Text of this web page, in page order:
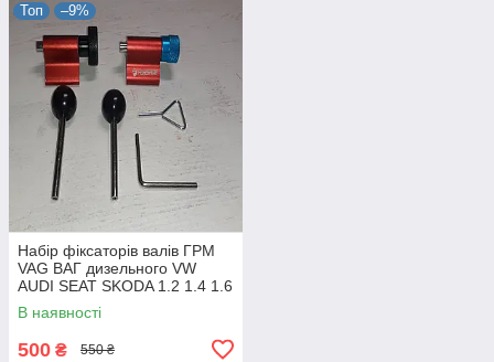
Топ –9%
Набір фіксаторів валів ГРМ
VAG ВАГ дизельного VW
AUDI SEAT SKODA 1.2 1.4 1.6
1.9 2.0 TDi Common-Rail F-
906G4
В наявності
500 ₴ 550 ₴